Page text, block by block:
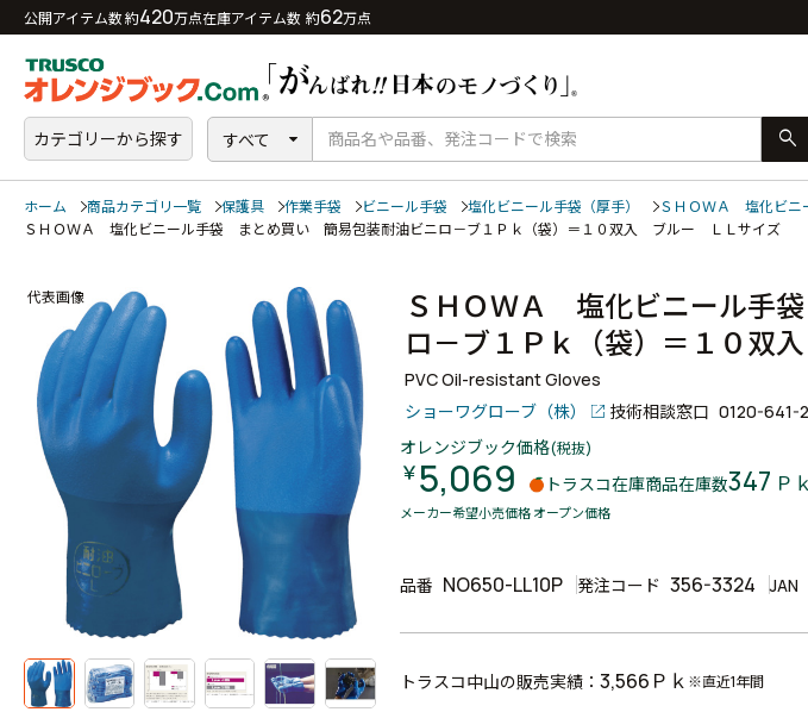
公開アイテム数 約420万点在庫アイテム数 約62万点
カテゴリーから探す すべて search
ホーム 商品カテゴリ一覧 保護具 作業手袋 ビニール手袋 塩化ビニール手袋（厚手）
ＳＨＯＷＡ 塩化ビニ
ＳＨＯＷＡ 塩化ビニール手袋 まとめ買い 簡易包装耐油ビニロ－ブ１Ｐｋ（袋）＝１０双入 ブルー ＬＬサイズ
代表画像
ＳＨＯＷＡ 塩化ビニール手
ロ－ブ１Ｐｋ（袋）＝１０
PVC Oil-resistant Gloves
ショーワグローブ（株）
技術相談窓口 0120-641-
オレンジブック価格(税抜)
￥5,069 トラスコ在庫商品在庫数347 Ｐｋ
メーカー希望小売価格 オープン価格
品番 NO650-LL10P 発注コード 356-3324 JAN
トラスコ中山の販売実績： 3,566Ｐｋ ※直近1年間